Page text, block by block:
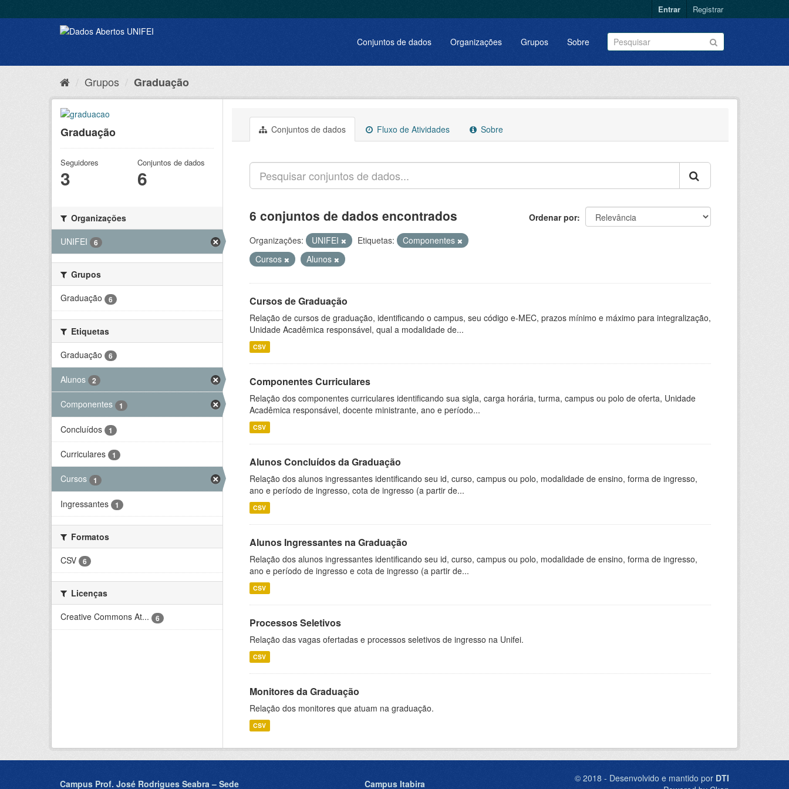
Entrar Registrar
Conjuntos de dados Organizações Grupos Sobre
Grupos Graduação
Graduação
Seguidores
3
Conjuntos de dados
6
Organizações
UNIFEI
6
Grupos
Graduação
6
Etiquetas
Graduação
6
Alunos 2
Componentes 1
Concluídos 1
Curriculares 1
Cursos 1
Ingressantes 1
Formatos
CSV
6
Licenças
Creative Commons At...
6
Conjuntos de dados Fluxo de Atividades Sobre
Ordenar por
6 conjuntos de dados encontrados
Organizações: UNIFEI Etiquetas:
Componentes
Cursos
Alunos
Cursos de Graduação
Relação de cursos de graduação, identificando o campus, seu código e-MEC, prazos mínimo e máximo para integralização,
Unidade Acadêmica responsável, qual a modalidade de...
CSV
Componentes Curriculares
Relação dos componentes curriculares identificando sua sigla, carga horária, turma, campus ou polo de oferta, Unidade
Acadêmica responsável, docente ministrante, ano e período...
CSV
Alunos Concluídos da Graduação
Relação dos alunos ingressantes identificando seu id, curso, campus ou polo, modalidade de ensino, forma de ingresso,
ano e período de ingresso, cota de ingresso (a partir de...
CSV
Alunos Ingressantes na Graduação
Relação dos alunos ingressantes identificando seu id, curso, campus ou polo, modalidade de ensino, forma de ingresso,
ano e período de ingresso e cota de ingresso (a partir de...
CSV
Processos Seletivos
Relação das vagas ofertadas e processos seletivos de ingresso na Unifei.
CSV
Monitores da Graduação
Relação dos monitores que atuam na graduação.
CSV
Campus Prof. José Rodrigues Seabra – Sede Campus Itabira © 2018 - Desenvolvido e mantido por DTI